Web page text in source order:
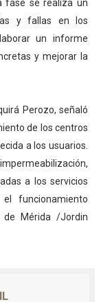
fase se realiza un
y fallas en los
un informe
y mejorar la
Perozo, señaló
de los centros
a los usuarios.
a los servicios
funcionamiento
de Mérida /Jordin